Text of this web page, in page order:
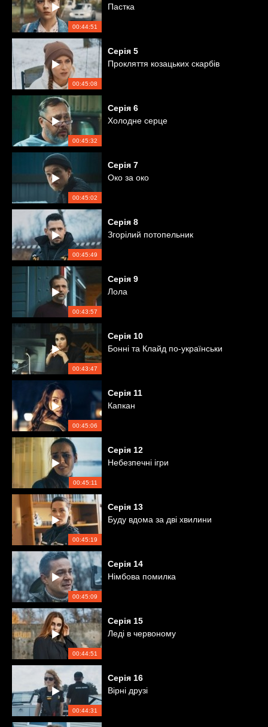
00:44:51
Пастка
00:45:08
Серія 5
Прокляття козацьких скарбів
00:45:32
Серія 6
Холодне серце
00:45:02
Серія 7
Око за око
00:45:49
Серія 8
Згорілий потопельник
00:43:57
Серія 9
Лола
00:43:47
Серія 10
Бонні та Клайд по-українськи
00:45:06
Серія 11
Капкан
00:45:11
Серія 12
Небезпечні ігри
00:45:19
Серія 13
Буду вдома за дві хвилини
00:45:09
Серія 14
Німбова помилка
00:44:51
Серія 15
Леді в червоному
00:44:31
Серія 16
Вірні друзі